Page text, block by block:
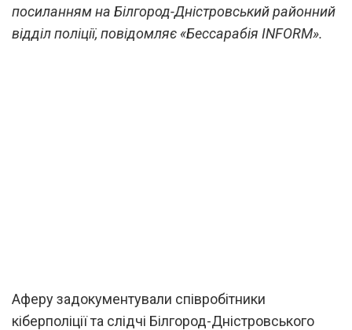
посиланням на Білгород-Дністровський районний
відділ поліції, повідомляє «Бессарабія INFORM».
Аферу задокументували співробітники
кіберполіції та слідчі Білгород-Дністровського